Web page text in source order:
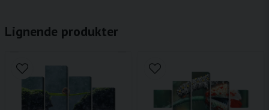
Lignende produkter